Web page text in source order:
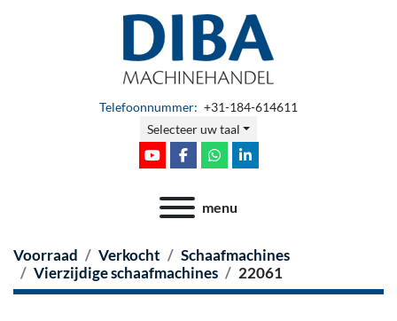
Telefoonnummer: +31-184-614611
Selecteer uw taal
youtubefacebookwhatsapplinkedin
menu
Voorraad Verkocht
Schaafmachines
Vierzijdige schaafmachines
22061